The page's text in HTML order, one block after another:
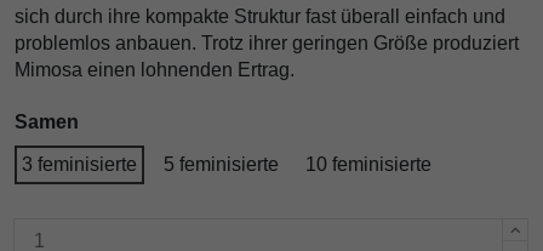
sich durch ihre kompakte Struktur fast überall einfach und
problemlos anbauen. Trotz ihrer geringen Größe produziert
Mimosa einen lohnenden Ertrag.
Samen
3 feminisierte 5 feminisierte 10 feminisierte